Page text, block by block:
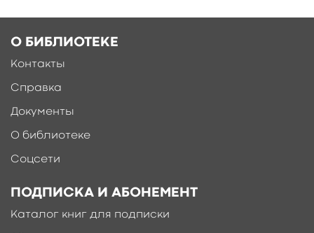
О БИБЛИОТЕКЕ
Контакты
Справка
Документы
О библиотеке
Соцсети
ПОДПИСКА И АБОНЕМЕНТ
Каталог книг для подписки